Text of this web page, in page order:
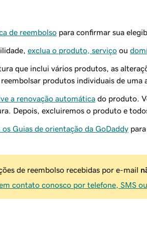
de reembolso para confirmar sua
exclua o produto, serviço ou
que inclui vários produtos, as
produtos individuais de uma
a renovação automática do produto.
Depois, excluiremos o produto e
Guias de orientação da GoDaddy
de reembolso recebidas por e-mail
contato conosco por telefone, SMS